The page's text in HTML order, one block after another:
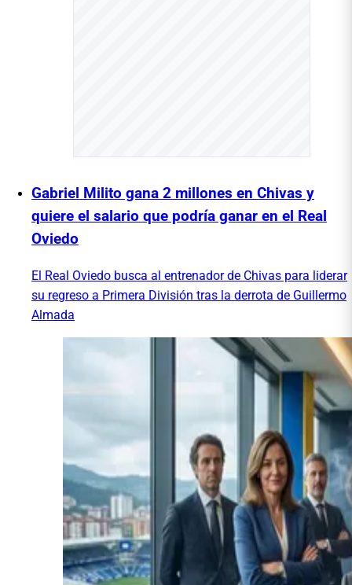
Gabriel Milito gana 2 millones en Chivas y
quiere el salario que podría ganar en el Real
Oviedo
El Real Oviedo busca al entrenador de Chivas para liderar
su regreso a Primera División tras la derrota de Guillermo
Almada